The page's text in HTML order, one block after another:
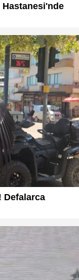
Hastanesi'nde
Defalarca